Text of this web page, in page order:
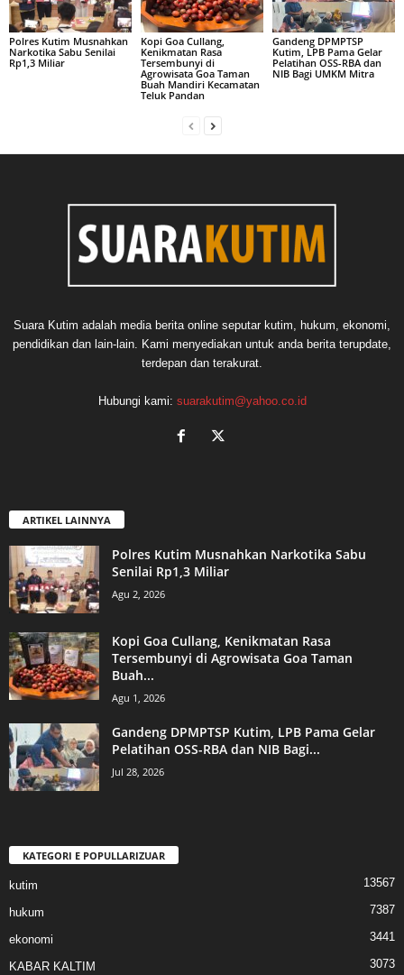
Polres Kutim Musnahkan
Narkotika Sabu Senilai
Rp1,3 Miliar
Kopi Goa Cullang,
Kenikmatan Rasa
Tersembunyi di
Agrowisata Goa Taman
Buah Mandiri Kecamatan
Teluk Pandan
Gandeng DPMPTSP
Kutim, LPB Pama Gelar
Pelatihan OSS-RBA dan
NIB Bagi UMKM Mitra
Suara Kutim adalah media berita online seputar kutim, hukum, ekonomi,
pendidikan dan lain-lain. Kami menyediakan untuk anda berita terupdate,
terdepan dan terakurat.
Hubungi kami: suarakutim@yahoo.co.id
ARTIKEL LAINNYA
Polres Kutim Musnahkan Narkotika Sabu
Senilai Rp1,3 Miliar
Agu 2, 2026
Kopi Goa Cullang, Kenikmatan Rasa
Tersembunyi di Agrowisata Goa Taman
Buah...
Agu 1, 2026
Gandeng DPMPTSP Kutim, LPB Pama Gelar
Pelatihan OSS-RBA dan NIB Bagi...
Jul 28, 2026
KATEGORI E POPULLARIZUAR
kutim 13567
hukum 7387
ekonomi 3441
KABAR KALTIM 3073